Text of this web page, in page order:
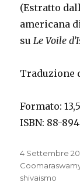
(Estratto
americana
su Le Voile
Traduzione
Formato:
ISBN: 88-
Pubblicato
il
4 Settembre
shivaismo